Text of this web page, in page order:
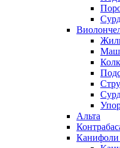
Альта
Канифоли